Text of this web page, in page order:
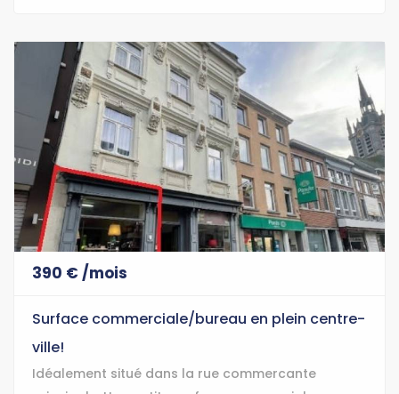
390 € /mois
Surface commerciale/bureau en plein centre-
ville!
Idéalement situé dans la rue commercante